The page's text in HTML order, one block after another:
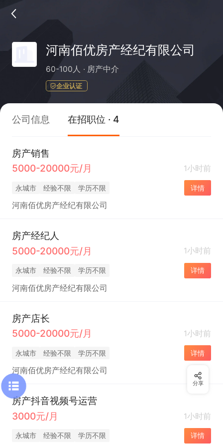
河南佰优房产经纪有限公司
60-100人 房产中介
企业认证
公司信息 在招职位 · 4
房产销售
5000-20000元/月
1小时前
永城市 经验不限 学历不限 详情
河南佰优房产经纪有限公司
房产经纪人
5000-20000元/月
1小时前
永城市 经验不限 学历不限 详情
河南佰优房产经纪有限公司
房产店长
5000-20000元/月
1小时前
永城市 经验不限 学历不限 详情
河南佰优房产经纪有限公司
房产抖音视频号运营
3000元/月
1小时前
永城市 经验不限 学历不限 详情
分享